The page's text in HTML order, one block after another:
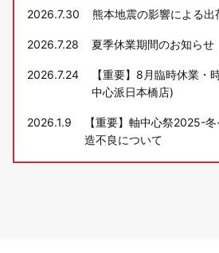
2026.7.30 熊本地震の影響による
2026.7.28 夏季休業期間のお知らせ
2026.7.24
【重要】8月臨時休業・
中心派日本橋店)
2026.1.9
【重要】軸中心祭2025-
造不良について